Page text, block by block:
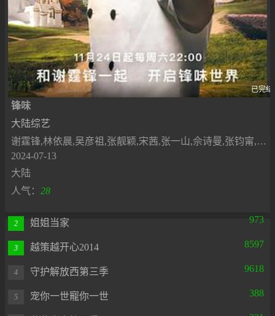
已完结
锋味
大陆综艺
谢霆锋,林依晨,吴彦祖,张靓颖,宋茜,张一山,佘诗曼,张钧甯,潘玮柏,邓紫棋,林俊杰,白宇,周杰伦
2024-07-13
大陆
人气： 28
2 姐姐当家 973
3 越策越开心2014 8597
4 守护解放西第三季 9618
5 宠你一世寵你一世 388